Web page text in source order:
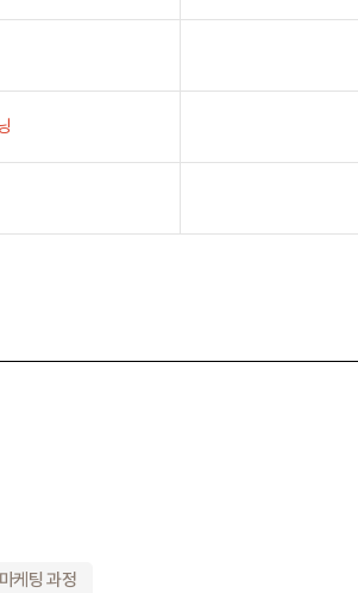
케팅 과정